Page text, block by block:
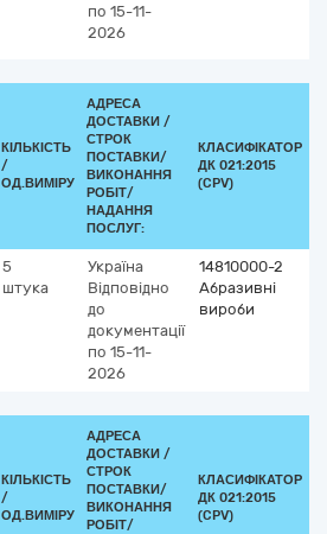
по 15-11-
2026
КІЛЬКІСТЬ
/
ОД.ВИМІРУ
АДРЕСА
ДОСТАВКИ /
СТРОК
ПОСТАВКИ/
ВИКОНАННЯ
РОБІТ/
НАДАННЯ
ПОСЛУГ:
КЛАСИФІКАТОР
ДК 021:2015
(CPV)
5
штука
Україна
Відповідно
до
документації
по 15-11-
2026
14810000-2
Абразивні
вироби
КІЛЬКІСТЬ
/
ОД.ВИМІРУ
АДРЕСА
ДОСТАВКИ /
СТРОК
ПОСТАВКИ/
ВИКОНАННЯ
РОБІТ/
КЛАСИФІКАТОР
ДК 021:2015
(CPV)